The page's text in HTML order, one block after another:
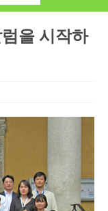
을 시작하